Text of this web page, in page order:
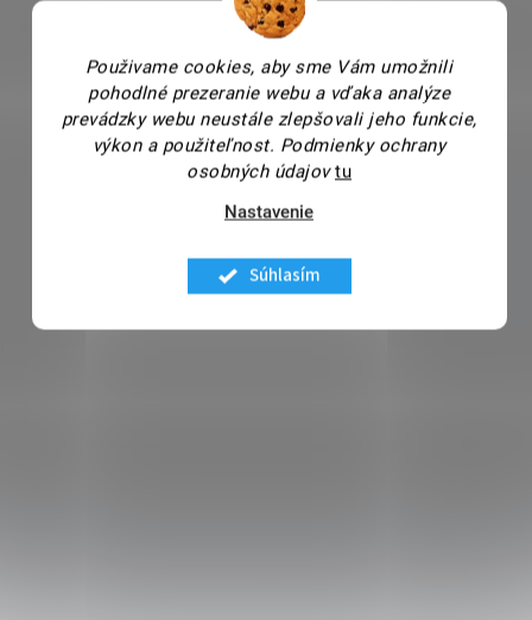
Použivame cookies, aby sme Vám umožnili
pohodlné prezeranie webu a vďaka analýze
prevádzky webu neustále zlepšovali jeho funkcie,
výkon a použiteľnost. Podmienky ochrany
osobných údajov tu
Nastavenie
Súhlasím